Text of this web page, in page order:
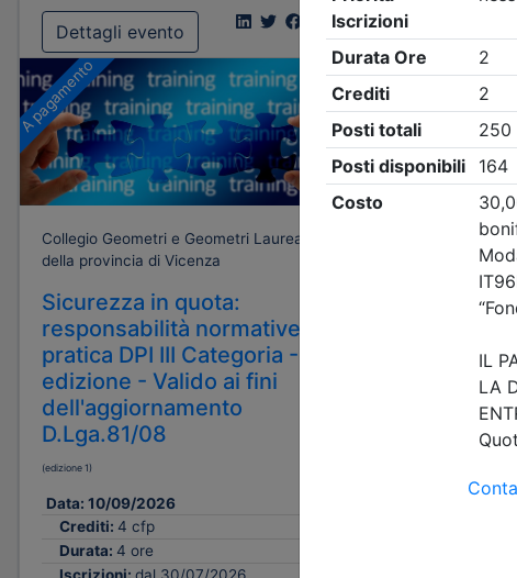
Dettagli evento
A pagamento
Collegio Geometri e Geometri Laureati
della provincia di Vicenza
Sicurezza in quota:
responsabilità normative e
pratica DPI III Categoria - 1^
edizione - Valido ai fini
dell'aggiornamento
D.Lga.81/08
(edizione 1)
Data: 10/09/2026
Crediti: 4 cfp
Durata: 4 ore
A pagamento
Collegio
della
pratica
edizione
D.Lga.81/